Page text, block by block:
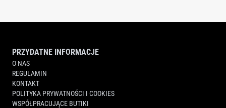
PRZYDATNE INFORMACJE
O NAS
REGULAMIN
KONTAKT
POLITYKA PRYWATNOŚCI I COOKIES
WSPÓŁPRACUJĄCE BUTIKI